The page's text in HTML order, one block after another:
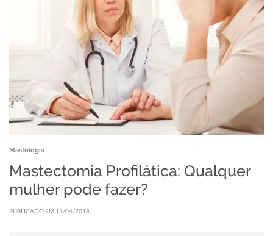
Mastologia
Mastectomia Profilática: Qualquer
mulher pode fazer?
PUBLICADO EM 13/04/2018